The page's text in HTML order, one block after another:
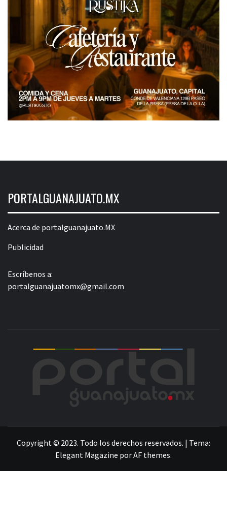
PORTALGUANAJUATO.MX
Acerca de portalguanajuato.MX
Publicidad
Escríbenos a:
portalguanajuatomx@gmail.com
Copyright © 2023. Todo los derechos reservados. | Tema:
Elegant Magazine porAF themes.